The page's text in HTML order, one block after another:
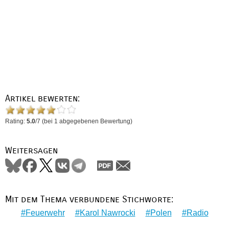
Artikel bewerten:
Rating: 5.0/7 (bei 1 abgegebenen Bewertung)
Weitersagen
Mit dem Thema verbundene Stichworte:
Feuerwehr Karol Nawrocki Polen Radio